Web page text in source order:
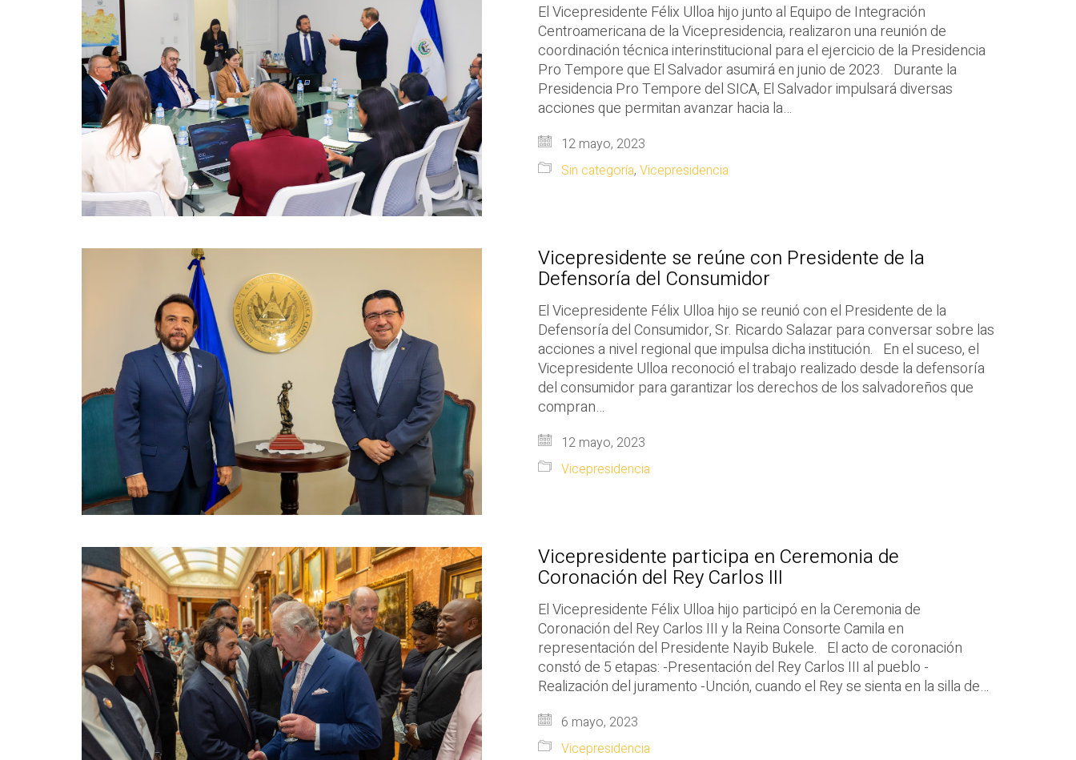
El Vicepresidente Félix Ulloa hijo junto al Equipo de Integración
Centroamericana de la Vicepresidencia, realizaron una reunión de
coordinación técnica interinstitucional para el ejercicio de la Presidencia
Pro Tempore que El Salvador asumirá en junio de 2023. Durante la
Presidencia Pro Tempore del SICA, El Salvador impulsará diversas
acciones que permitan avanzar hacia la…
12 mayo, 2023
Sin categoría, Vicepresidencia
Vicepresidente se reúne con Presidente de la
Defensoría del Consumidor
El Vicepresidente Félix Ulloa hijo se reunió con el Presidente de la
Defensoría del Consumidor, Sr. Ricardo Salazar para conversar sobre las
acciones a nivel regional que impulsa dicha institución. En el suceso, el
Vicepresidente Ulloa reconoció el trabajo realizado desde la defensoría
del consumidor para garantizar los derechos de los salvadoreños que
compran…
12 mayo, 2023
Vicepresidencia
Vicepresidente participa en Ceremonia de
Coronación del Rey Carlos III
El Vicepresidente Félix Ulloa hijo participó en la Ceremonia de
Coronación del Rey Carlos III y la Reina Consorte Camila en
representación del Presidente Nayib Bukele. El acto de coronación
constó de 5 etapas: -Presentación del Rey Carlos III al pueblo -
Realización del juramento -Unción, cuando el Rey se sienta en la silla de…
6 mayo, 2023
Vicepresidencia